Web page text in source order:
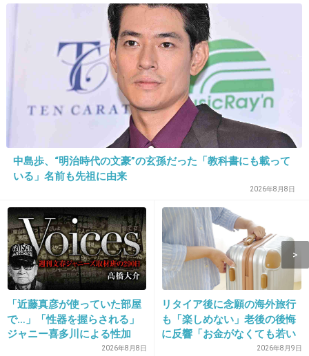
出典：livedoor.blogimg.jp
+166
2013/05/15(水) 16:41:45
そんなの全然怖くないじゃんｗｗ
+77 -10
12. 匿名 2013/05/15(水) 16:41:52
ハンモックでリラックスさせたれよ
中島歩、“明治時代の文豪”の玄孫だった「教科書にも載って
いる」名前も先祖に由来
2026年8月8日
「近藤真彦が使っていた部屋
で…」「性器を握らされる」
ジャニー喜多川による性加
害、語り始めた被害者たち
2026年8月8日
リタイア後に念願の海外旅行
も「楽しめない」老後の後悔
に反響「お金がなくても若い
うちに？」50代以上の切実な
2026年8月9日